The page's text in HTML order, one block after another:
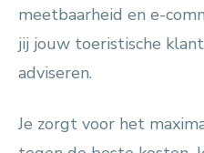
meetbaarheid en e-
jij jouw toeristische
adviseren.
Je zorgt voor het